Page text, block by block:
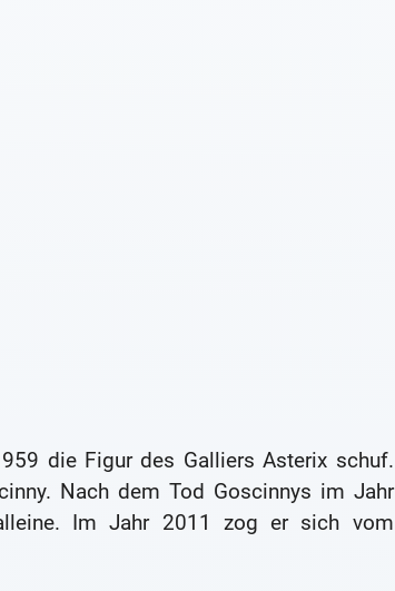
die Figur des Galliers Asterix schuf.
Nach dem Tod Goscinnys im Jahr
Im Jahr 2011 zog er sich vom